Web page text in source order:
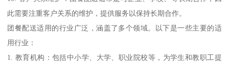
此需要注重客户关系的维护，提供服务以保持长期合作。
团餐配送适用的行业广泛，涵盖了多个领域。以下是一些主要的适
用行业：
1. 教育机构：包括中小学、大学、职业院校等，为学生和教职工提